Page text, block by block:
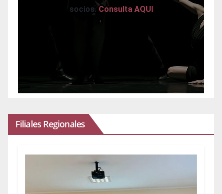
socios. Consulta AQUI
Filiales Regionales